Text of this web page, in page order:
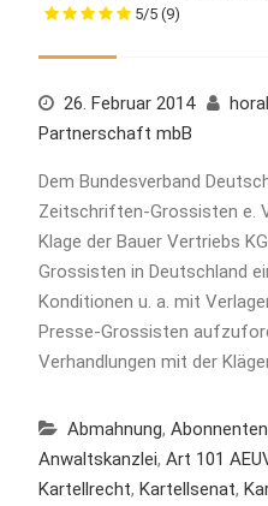
5/5 (9)
26. Februar 2014
Partnerschaft mbB
Dem Bundesverband
Zeitschriften-Grossisten e.
Klage der Bauer Vertriebs
Grossisten in Deutschland
Konditionen u. a. mit
Presse-Grossisten
Verhandlungen mit der
Abmahnung, Abonnenten
Anwaltskanzlei, Art 101
Kartellrecht, Kartellsenat,